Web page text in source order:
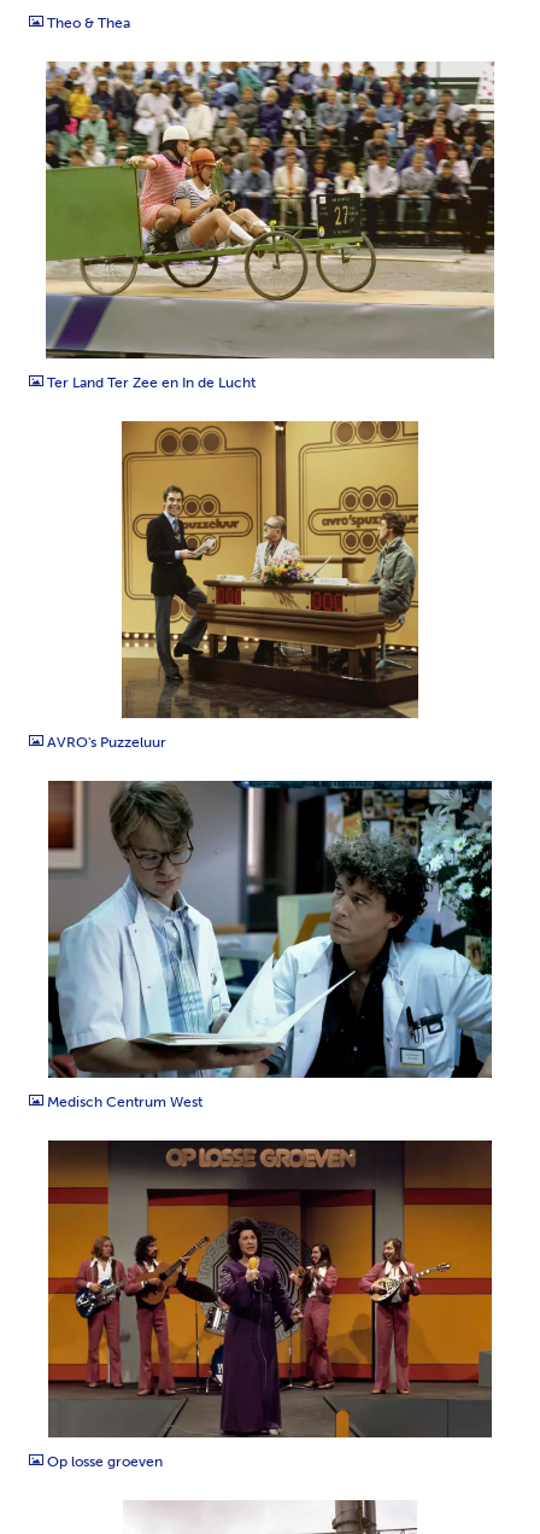
Theo & Thea
TIFF
Ter Land Ter Zee en In de Lucht
AVRO's Puzzeluur
TIFF
Medisch Centrum West
Op losse groeven